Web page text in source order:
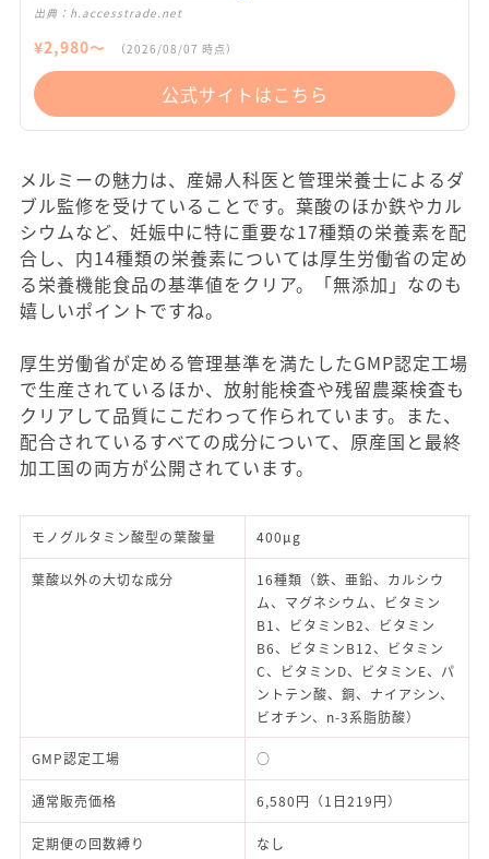
出典： h.accesstrade.net
¥2,980〜 （2026/08/07 時点）
公式サイトはこちら
メルミーの魅力は、産婦人科医と管理栄養士によるダ
ブル監修を受けていることです。葉酸のほか鉄やカル
シウムなど、妊娠中に特に重要な17種類の栄養素を配
合し、内14種類の栄養素については厚生労働省の定め
る栄養機能食品の基準値をクリア。「無添加」なのも
嬉しいポイントですね。
厚生労働省が定める管理基準を満たしたGMP認定工場
で生産されているほか、放射能検査や残留農薬検査も
クリアして品質にこだわって作られています。また、
配合されているすべての成分について、原産国と最終
加工国の両方が公開されています。
モノグルタミン酸型の葉酸量 400μg
葉酸以外の大切な成分
16種類（鉄、亜鉛、カルシウ
ム、マグネシウム、ビタミン
B1、ビタミンB2、ビタミン
B6、ビタミンB12、ビタミン
C、ビタミンD、ビタミンE、パ
ントテン酸、銅、ナイアシン、
ビオチン、n-3系脂肪酸）
GMP認定工場 ○
通常販売価格 6,580円（1日219円）
定期便の回数縛り なし